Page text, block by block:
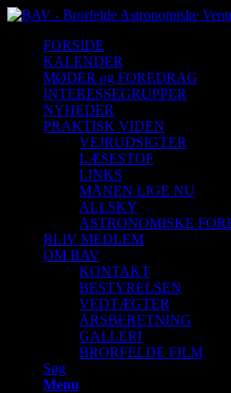
FORSIDE
KALENDER
MØDER og FOREDRAG
INTERESSEGRUPPER
NYHEDER
PRAKTISK VIDEN
VEJRUDSIGTER
LÆSESTOF
LINKS
MÅNEN LIGE NU
ALLSKY
ASTRONOMISKE
BLIV MEDLEM
OM BAV
KONTAKT
BESTYRELSEN
VEDTÆGTER
ÅRSBERETNING
GALLERI
BRORFELDE FILM
Søg
Menu